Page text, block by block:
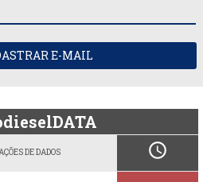
E-MAIL
DE DADOS schedule